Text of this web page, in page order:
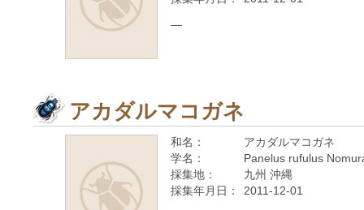
—
アカダルマコガネ
和名：
アカダルマコガネ
学名：
Panelus rufulus
採集地：
九州 沖縄
採集年月日：
2011-12-01